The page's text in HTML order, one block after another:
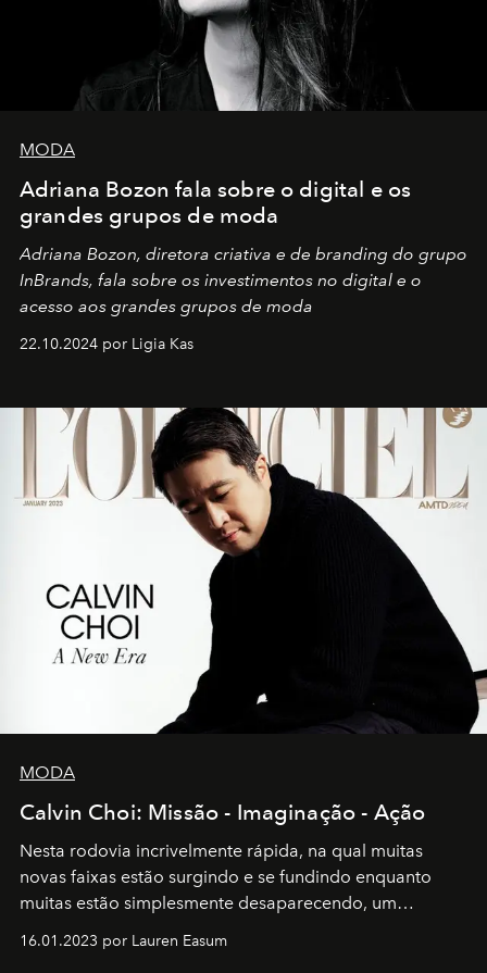
MODA
Adriana Bozon fala sobre o digital e os
grandes grupos de moda
Adriana Bozon, diretora criativa e de branding do grupo
InBrands, fala sobre os investimentos no digital e o
acesso aos grandes grupos de moda
22.10.2024 por Ligia Kas
MODA
Calvin Choi: Missão - Imaginação - Ação
Nesta rodovia incrivelmente rápida, na qual muitas
novas faixas estão surgindo e se fundindo enquanto
muitas estão simplesmente desaparecendo, um
transportador AMTD abrindo caminho para muitos
16.01.2023 por Lauren Easum